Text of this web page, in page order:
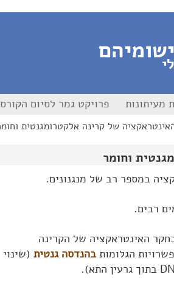
מעיתונות פרויקט גמר לסיום הקורס
במספר רב של מנגנונים.
רבים.
האינטראקציה של הקרינה
הגלומות בהנדסה גנטית (שינוי